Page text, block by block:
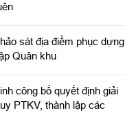
sát địa điểm phục dựng
Quân khu
công bố quyết định giải
PTKV, thành lập các